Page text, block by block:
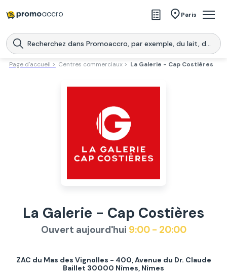
Paris
Magasins
Produits
Page d'accueil > Centres commerciaux > La Galerie - Cap Costières
La Galerie - Cap Costières
Ouvert aujourd'hui 9:00 - 20:00
ZAC du Mas des Vignolles - 400, Avenue du Dr. Claude
Baillet 30000 Nîmes, Nîmes